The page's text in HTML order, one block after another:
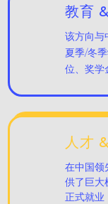
教育
该方向与
夏季/冬
位、奖学
人才
在中国领
供了巨大
正式就业